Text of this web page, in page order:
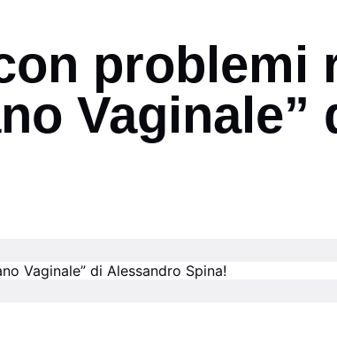
problemi
Vaginale”